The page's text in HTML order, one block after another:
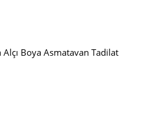
Boya Asmatavan Tadilat